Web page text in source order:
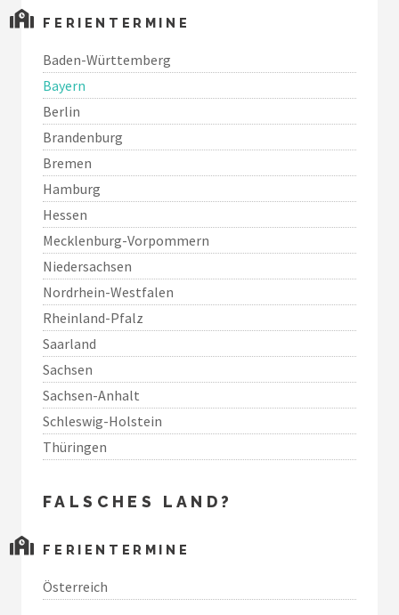
FERIENTERMINE
Baden-Württemberg
Bayern
Berlin
Brandenburg
Bremen
Hamburg
Hessen
Mecklenburg-Vorpommern
Niedersachsen
Nordrhein-Westfalen
Rheinland-Pfalz
Saarland
Sachsen
Sachsen-Anhalt
Schleswig-Holstein
Thüringen
FALSCHES LAND?
FERIENTERMINE
Österreich